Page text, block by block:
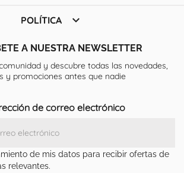
POLÍTICA 
A NUESTRA NEWSLETTER
y descubre todas las novedades,
y promociones antes que nadie
de correo electrónico
de mis datos para recibir ofertas de
relevantes.